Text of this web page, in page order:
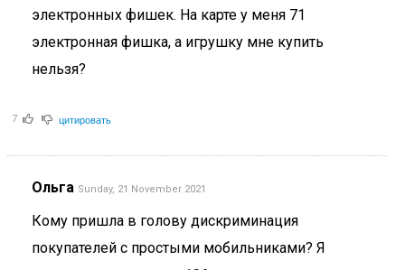
электронных фишек. На карте у меня 71
электронная фишка, а игрушку мне купить
нельзя?
7 цитировать
Ольга Sunday, 21 November 2021
Кому пришла в голову дискриминация
покупателей с простыми мобильниками? Я